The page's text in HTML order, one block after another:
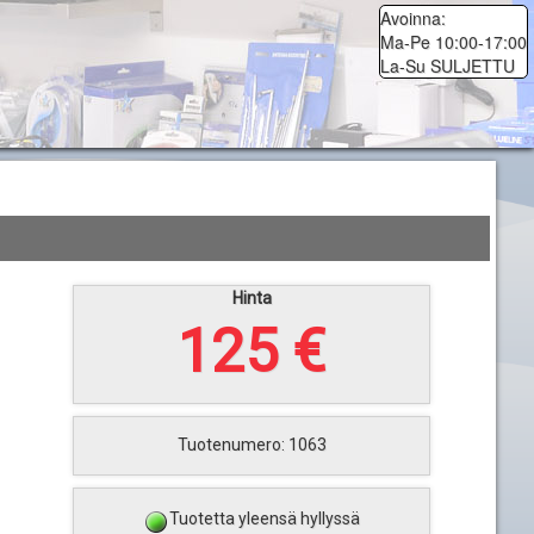
Avoinna:
Ma-Pe 10:00-17:00
La-Su SULJETTU
Hinta
125 €
Tuotenumero: 1063
Tuotetta yleensä hyllyssä